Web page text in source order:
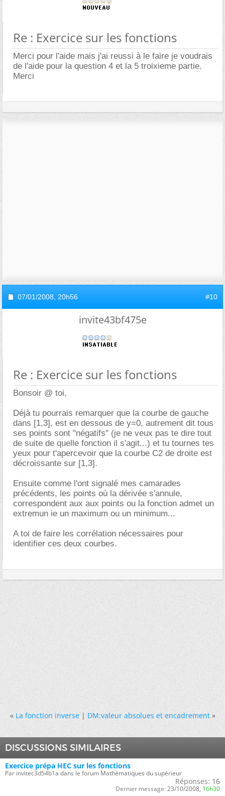
Re : Exercice sur les fonctions
Merci pour l'aide mais j'ai reussi à le faire je voudrais
de l'aide pour la question 4 et la 5 troixieme partie.
Merci
07/01/2008, 20h56 #10
invite43bf475e
Re : Exercice sur les fonctions
Bonsoir @ toi,
Déjà tu pourrais remarquer que la courbe de gauche
dans [1,3], est en dessous de y=0, autrement dit tous
ses points sont "négatifs" (je ne veux pas te dire tout
de suite de quelle fonction il s'agit...) et tu tournes tes
yeux pour t'apercevoir que la courbe C2 de droite est
décroissante sur [1,3].
Ensuite comme l'ont signalé mes camarades
précédents, les points où la dérivée s'annule,
correspondent aux aux points ou la fonction admet un
extremun ie un maximum ou un minimum...
A toi de faire les corrélation nécessaires pour
identifier ces deux courbes.
« La fonction inverse|DM:valeur absolues et encadrement »
DISCUSSIONS SIMILAIRES
Exercice prépa HEC sur les fonctions
Par invitec3d54b1a dans le forum Mathématiques du supérieur
Réponses: 16
Dernier message: 23/10/2008, 16h30